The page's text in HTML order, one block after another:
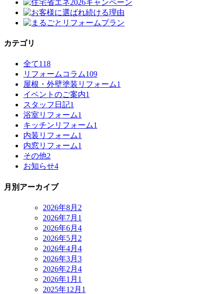
カテゴリ
全て118
リフォームコラム109
屋根・外壁塗装リフォーム1
イベントのご案内1
スタッフ日記1
浴室リフォーム1
キッチンリフォーム1
内装リフォーム1
内窓リフォーム1
その他2
お知らせ4
月別アーカイブ
2026年8月 2
2026年7月 1
2026年6月 4
2026年5月 2
2026年4月 4
2026年3月 3
2026年2月 4
2026年1月 1
2025年12月 1